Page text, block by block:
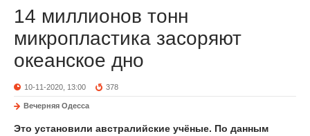
14 миллионов тонн
микропластика засоряют
океанское дно
10-11-2020, 13:00 378
Вечерняя Одесса
Это установили австралийские учёные. По данным